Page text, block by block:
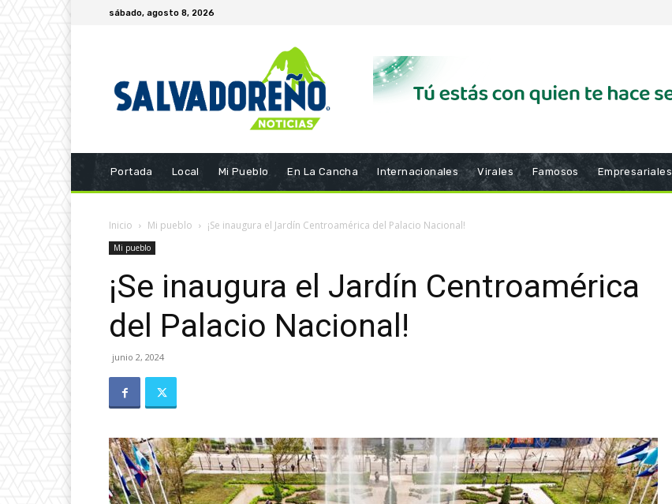
sábado, agosto 8, 2026
Portada Local Mi Pueblo En La Cancha Internacionales Virales Famosos Empresariales
Inicio Mi pueblo ¡Se inaugura el Jardín Centroamérica del Palacio Nacional!
Mi pueblo
¡Se inaugura el Jardín Centroamérica
del Palacio Nacional!
junio 2, 2024